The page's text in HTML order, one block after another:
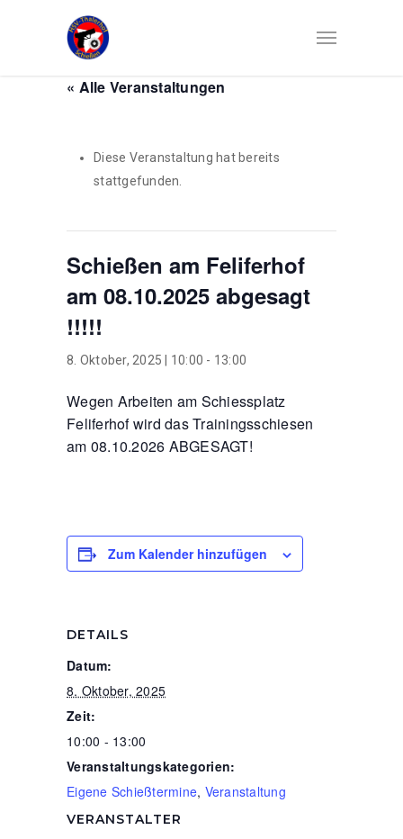
« Alle Veranstaltungen
Diese Veranstaltung hat bereits
stattgefunden.
Schießen am Feliferhof
am 08.10.2025 abgesagt
!!!!!
8. Oktober, 2025 | 10:00 - 13:00
Wegen Arbeiten am Schiessplatz
Feliferhof wird das Trainingsschiesen
am 08.10.2026 ABGESAGT!
Zum Kalender hinzufügen
DETAILS
Datum:
8. Oktober, 2025
Zeit:
10:00 - 13:00
Veranstaltungskategorien:
Eigene Schießtermine, Veranstaltung
VERANSTALTER